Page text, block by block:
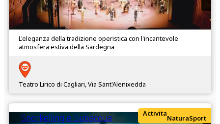
L'eleganza della tradizione operistica con l'incantevole
atmosfera estiva della Sardegna
Teatro Lirico di Cagliari, Via Sant'Alenixedda
Snorkelling e Subacqua Activita
NaturaSport